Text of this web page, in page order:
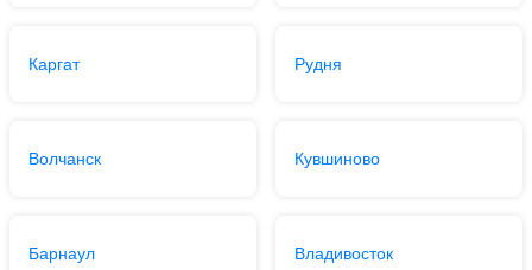
Каргат Рудня
Волчанск Кувшиново
Барнаул Владивосток